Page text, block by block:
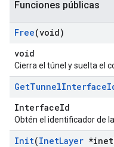
Funciones públicas
Free(void)
void
Cierra el túnel y suelta el
GetTunnelInterface
InterfaceId
Obtén el identificador de
Init(InetLayer *inet